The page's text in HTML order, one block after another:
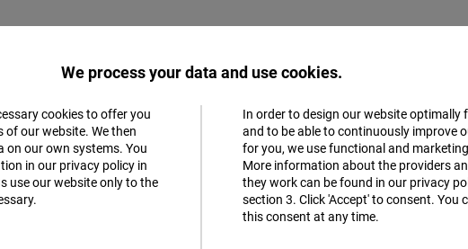
et ses
»
We process your data and use cookies.
cookies to offer you
our website. We then
on our own systems. You
in our privacy policy in
use our website only to the
In order to design our website optimally
and to be able to continuously improve
for you, we use functional and
More information about the providers
they work can be found in our privacy
section 3. Click 'Accept' to consent. You
this consent at any time.
Matomo
Facebook
Accept